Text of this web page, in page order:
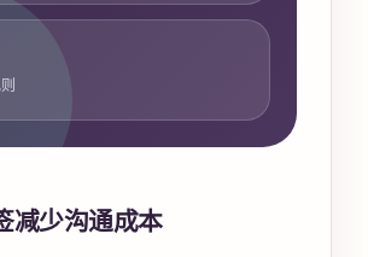
减少沟通成本